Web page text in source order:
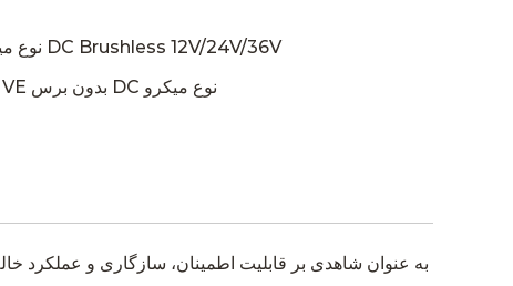
قبلی: موتور ارتعاشی MVB نوع میکرو DC Brushless 12V/24V/36V
بعد: موتور ارتعاشی 12V/24V MVE بدون برس DC نوع میکرو